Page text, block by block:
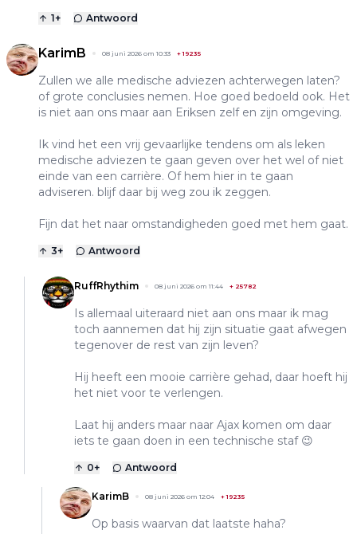
1+ Antwoord
KarimB 08 juni 2026 om 10:33 +19235
Zullen we alle medische adviezen achterwegen laten?
of grote conclusies nemen. Hoe goed bedoeld ook. Het
is niet aan ons maar aan Eriksen zelf en zijn omgeving.
Ik vind het een vrij gevaarlijke tendens om als leken
medische adviezen te gaan geven over het wel of niet
einde van een carrière. Of hem hier in te gaan
adviseren. blijf daar bij weg zou ik zeggen.
Fijn dat het naar omstandigheden goed met hem gaat.
3+ Antwoord
RuffRhythim 08 juni 2026 om 11:44 + 25782
Is allemaal uiteraard niet aan ons maar ik mag
toch aannemen dat hij zijn situatie gaat afwegen
tegenover de rest van zijn leven?
Hij heeft een mooie carrière gehad, daar hoeft hij
het niet voor te verlengen.
Laat hij anders maar naar Ajax komen om daar
iets te gaan doen in een technische staf 😉
0+ Antwoord
KarimB 08 juni 2026 om 12:04 +19235
Op basis waarvan dat laatste haha?